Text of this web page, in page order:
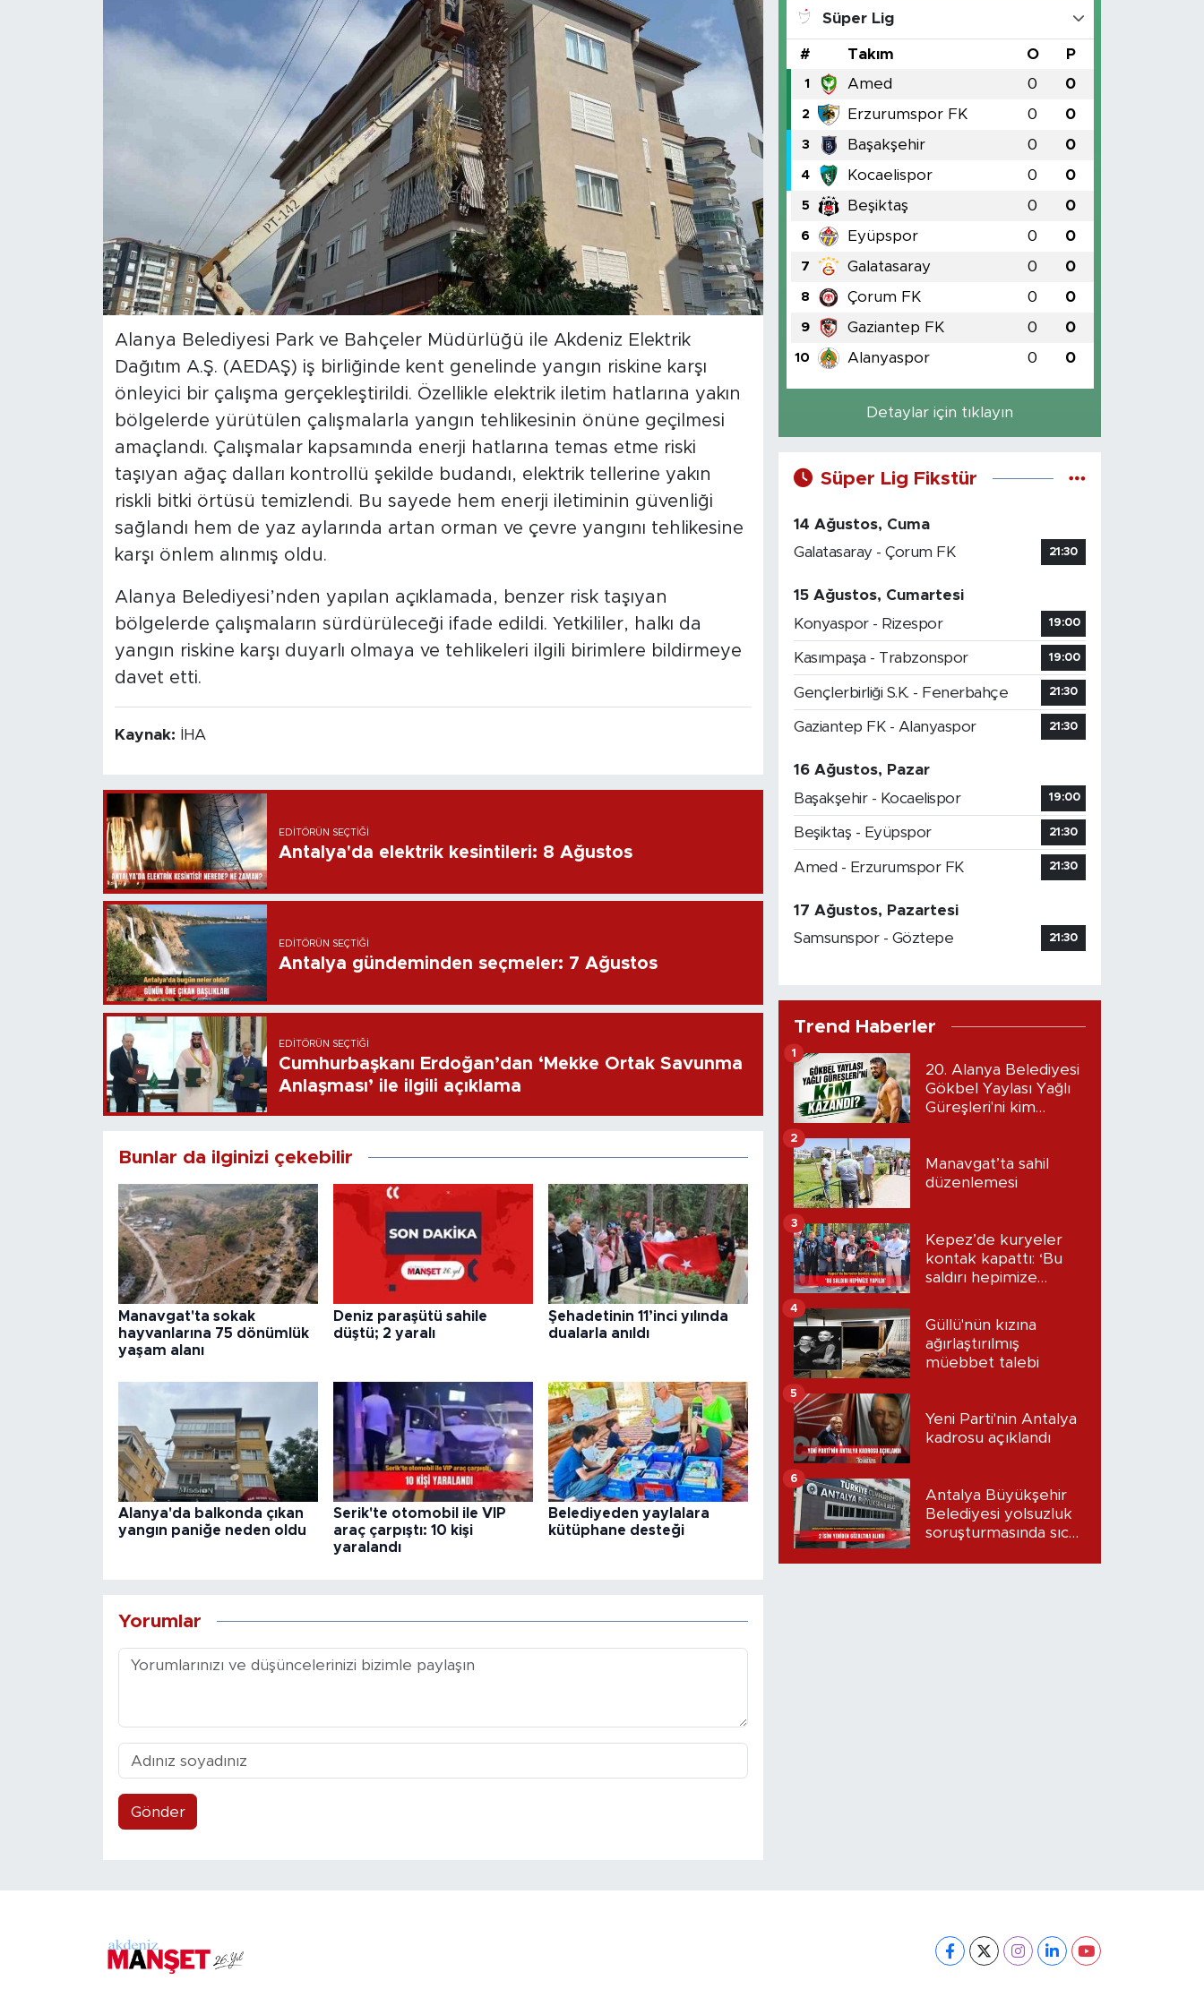
Alanya Belediyesi Park ve Bahçeler Müdürlüğü ile Akdeniz Elektrik
Dağıtım A.Ş. (AEDAŞ) iş birliğinde kent genelinde yangın riskine karşı
önleyici bir çalışma gerçekleştirildi. Özellikle elektrik iletim hatlarına yakın
bölgelerde yürütülen çalışmalarla yangın tehlikesinin önüne geçilmesi
amaçlandı. Çalışmalar kapsamında enerji hatlarına temas etme riski
taşıyan ağaç dalları kontrollü şekilde budandı, elektrik tellerine yakın
riskli bitki örtüsü temizlendi. Bu sayede hem enerji iletiminin güvenliği
sağlandı hem de yaz aylarında artan orman ve çevre yangını tehlikesine
karşı önlem alınmış oldu.
Alanya Belediyesi’nden yapılan açıklamada, benzer risk taşıyan
bölgelerde çalışmaların sürdürüleceği ifade edildi. Yetkililer, halkı da
yangın riskine karşı duyarlı olmaya ve tehlikeleri ilgili birimlere bildirmeye
davet etti.
Kaynak: İHA
EDITÖRÜN SEÇTIĞI
Antalya'da elektrik kesintileri: 8 Ağustos
EDITÖRÜN SEÇTIĞI
Antalya gündeminden seçmeler: 7 Ağustos
EDITÖRÜN SEÇTIĞI
Cumhurbaşkanı Erdoğan’dan ‘Mekke Ortak Savunma
Anlaşması’ ile ilgili açıklama
Bunlar da ilginizi çekebilir
Manavgat'ta sokak
hayvanlarına 75 dönümlük
yaşam alanı
Deniz paraşütü sahile
düştü; 2 yaralı
Şehadetinin 11’inci yılında
dualarla anıldı
Alanya'da balkonda çıkan
yangın paniğe neden oldu
Serik'te otomobil ile VIP
araç çarpıştı: 10 kişi
yaralandı
Belediyeden yaylalara
kütüphane desteği
Yorumlar
Gönder
Süper Lig
# Takım O P
1 Amed 0 0
2 Erzurumspor FK 0 0
3 Başakşehir 0 0
4 Kocaelispor 0 0
5 Beşiktaş 0 0
6 Eyüpspor 0 0
7 Galatasaray 0 0
8 Çorum FK 0 0
9 Gaziantep FK 0 0
10 Alanyaspor 0 0
Detaylar için tıklayın
Süper Lig Fikstür
14 Ağustos, Cuma
Galatasaray - Çorum FK
21:30
15 Ağustos, Cumartesi
Konyaspor - Rizespor
19:00
Kasımpaşa - Trabzonspor 19:00
Gençlerbirliği S.K. - Fenerbahçe 21:30
Gaziantep FK - Alanyaspor 21:30
16 Ağustos, Pazar
Başakşehir - Kocaelispor
19:00
Beşiktaş - Eyüpspor 21:30
Amed - Erzurumspor FK 21:30
17 Ağustos, Pazartesi
Samsunspor - Göztepe
21:30
Trend Haberler
20. Alanya Belediyesi
Gökbel Yaylası Yağlı
Güreşleri'ni kim
1
Manavgat’ta sahil
düzenlemesi
2
Kepez’de kuryeler
kontak kapattı: ‘Bu
saldırı hepimize
3
Güllü'nün kızına
ağırlaştırılmış
müebbet talebi
4
Yeni Parti'nin Antalya
kadrosu açıklandı
5
Antalya Büyükşehir
Belediyesi yolsuzluk
soruşturmasında sıcak
6
Magazin
Turizm